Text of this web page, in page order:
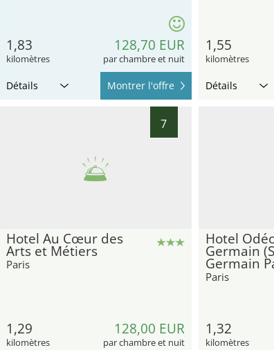
1,83
kilomètres
128,70 EUR
par chambre et nuit
Détails Montrer l'offre
1,55
kilomètres
Détails
7
Hotel Au Cœur des
Arts et Métiers
Paris
1,29
kilomètres
128,00 EUR
par chambre et nuit
Hotel
Germain
Germain
Paris
1,32
kilomètres